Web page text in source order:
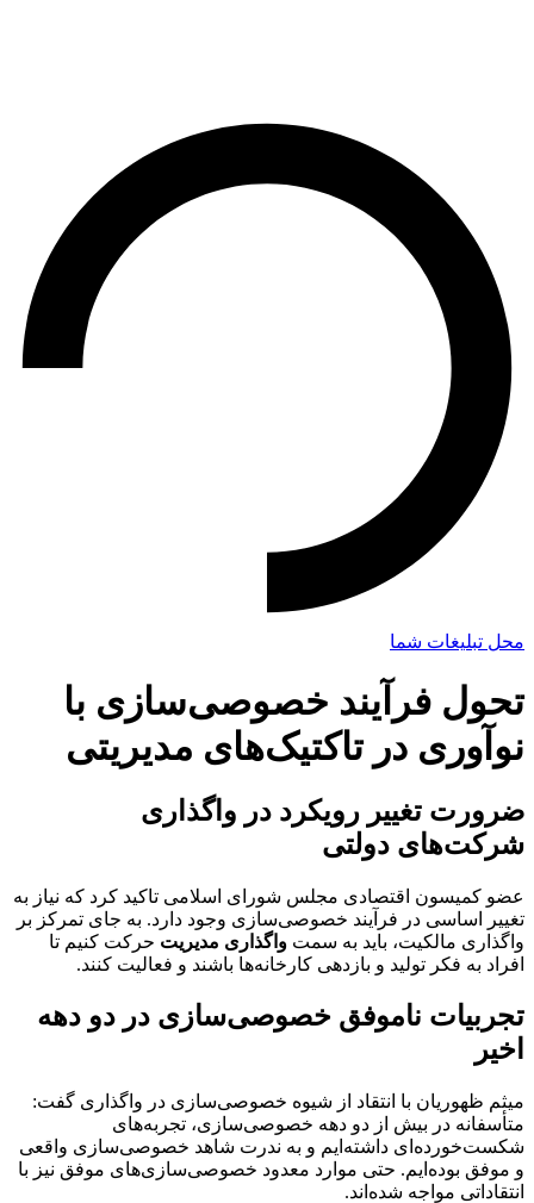
محل تبلیغات شما
تحول فرآیند خصوصی‌سازی با
نوآوری در تاکتیک‌های مدیریتی
ضرورت تغییر رویکرد در واگذاری
شرکت‌های دولتی
عضو کمیسون اقتصادی مجلس شورای اسلامی تاکید کرد که نیاز به
تغییر اساسی در فرآیند خصوصی‌سازی وجود دارد. به جای تمرکز بر
واگذاری مالکیت، باید به سمت واگذاری مدیریت حرکت کنیم تا
افراد به فکر تولید و بازدهی کارخانه‌ها باشند و فعالیت کنند.
تجربیات ناموفق خصوصی‌سازی در دو دهه
اخیر
میثم ظهوریان با انتقاد از شیوه خصوصی‌سازی در واگذاری گفت:
متأسفانه در بیش از دو دهه خصوصی‌سازی، تجربه‌های
شکست‌خورده‌ای داشته‌ایم و به ندرت شاهد خصوصی‌سازی واقعی
و موفق بوده‌ایم. حتی موارد معدود خصوصی‌سازی‌های موفق نیز با
انتقاداتی مواجه شده‌اند.